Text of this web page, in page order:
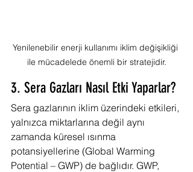
Yenilenebilir enerji kullanımı iklim değişikliği
ile mücadelede önemli bir stratejidir.
3. Sera Gazları Nasıl Etki Yaparlar?
Sera gazlarının iklim üzerindeki etkileri,
yalnızca miktarlarına değil aynı
zamanda küresel ısınma
potansiyellerine (Global Warming
Potential – GWP) de bağlıdır. GWP,